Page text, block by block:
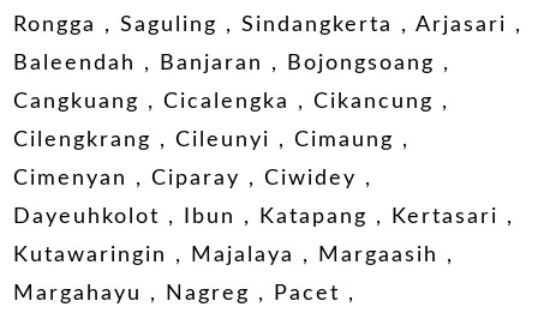
Rongga , Saguling , Sindangkerta , Arjasari ,
Baleendah , Banjaran , Bojongsoang ,
Cangkuang , Cicalengka , Cikancung ,
Cilengkrang , Cileunyi , Cimaung ,
Cimenyan , Ciparay , Ciwidey ,
Dayeuhkolot , Ibun , Katapang , Kertasari ,
Kutawaringin , Majalaya , Margaasih ,
Margahayu , Nagreg , Pacet ,